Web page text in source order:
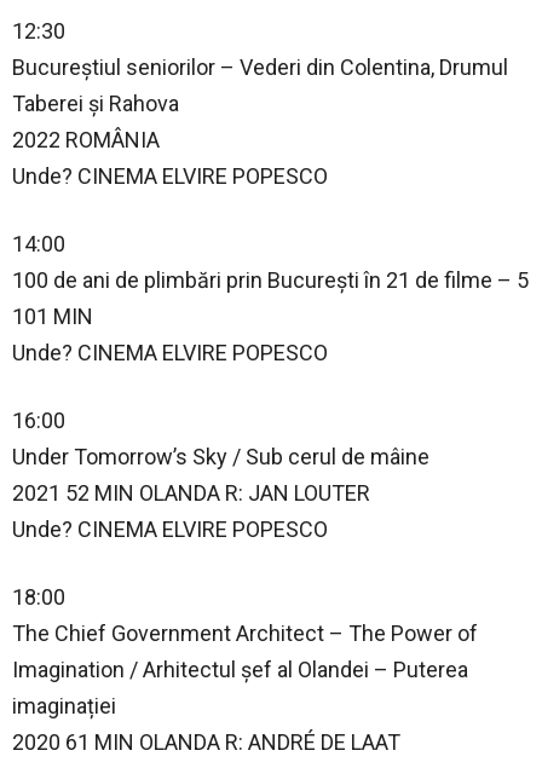
12:30
Bucureștiul seniorilor – Vederi din Colentina, Drumul
Taberei și Rahova
2022 ROMÂNIA
Unde? CINEMA ELVIRE POPESCO
14:00
100 de ani de plimbări prin București în 21 de filme – 5
101 MIN
Unde? CINEMA ELVIRE POPESCO
16:00
Under Tomorrow’s Sky / Sub cerul de mâine
2021 52 MIN OLANDA R: JAN LOUTER
Unde? CINEMA ELVIRE POPESCO
18:00
The Chief Government Architect – The Power of
Imagination / Arhitectul șef al Olandei – Puterea
imaginației
2020 61 MIN OLANDA R: ANDRÉ DE LAAT